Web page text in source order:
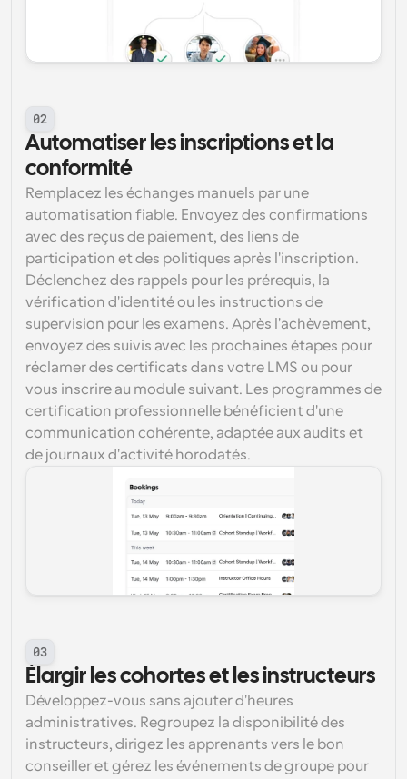
02
Automatiser les inscriptions et la
conformité
Remplacez les échanges manuels par une
automatisation fiable. Envoyez des confirmations
avec des reçus de paiement, des liens de
participation et des politiques après l'inscription.
Déclenchez des rappels pour les prérequis, la
vérification d'identité ou les instructions de
supervision pour les examens. Après l'achèvement,
envoyez des suivis avec les prochaines étapes pour
réclamer des certificats dans votre LMS ou pour
vous inscrire au module suivant. Les programmes de
certification professionnelle bénéficient d'une
communication cohérente, adaptée aux audits et
de journaux d'activité horodatés.
03
Élargir les cohortes et les instructeurs
Développez-vous sans ajouter d'heures
administratives. Regroupez la disponibilité des
instructeurs, dirigez les apprenants vers le bon
conseiller et gérez les événements de groupe pour